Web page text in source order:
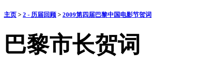
主页 > 2 - 历届回顾 > 2009第四届巴黎中国电影节贺词
巴黎市长贺词